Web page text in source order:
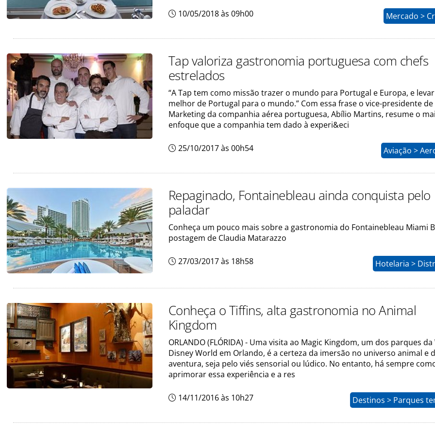
10/05/2018 às 09h00 Mercado >
Tap valoriza gastronomia portuguesa com chefs
estrelados
“A Tap tem como missão trazer o mundo para Portugal e Europa, e
melhor de Portugal para o mundo.” Com essa frase o vice-presidente de
Marketing da companhia aérea portuguesa, Abílio Martins, resume o
enfoque que a companhia tem dado à experi&eci
25/10/2017 às 00h54 Aviação >
Repaginado, Fontainebleau ainda conquista pelo
paladar
Conheça um pouco mais sobre a gastronomia do Fontainebleau Miami
postagem de Claudia Matarazzo
27/03/2017 às 18h58 Hotelaria >
Conheça o Tiffins, alta gastronomia no Animal
Kingdom
ORLANDO (FLÓRIDA) - Uma visita ao Magic Kingdom, um dos parques
Disney World em Orlando, é a certeza da imersão no universo animal e
aventura, seja pelo viés sensorial ou lúdico. No entanto, há sempre
aprimorar essa experiência e a res
14/11/2016 às 10h27 Destinos > Parques